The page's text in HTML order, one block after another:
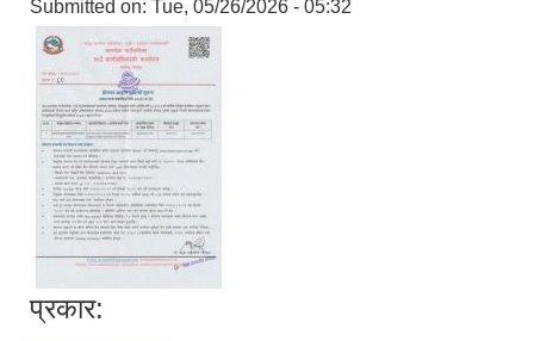
Submitted on: Tue, 05/26/2026 - 05:32
प्रकार: